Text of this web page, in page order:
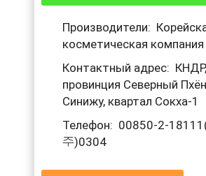
Производители:
косметическая компания
Контактный адрес: КНДР,
провинция Северный
Синижу, квартал Сокха-1
Телефон: 00850-2-
주)0304